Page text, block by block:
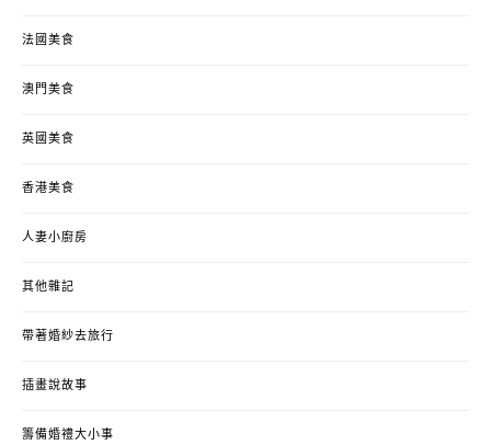
法國美食
澳門美食
英國美食
香港美食
人妻小廚房
其他雜記
帶著婚紗去旅行
插畫說故事
籌備婚禮大小事